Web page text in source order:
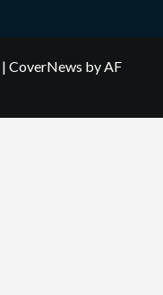
| CoverNews by AF